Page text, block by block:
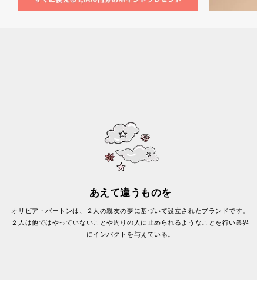
あえて違うものを
オリビア・バートンは、２人の親友の夢に基づいて設立されたブランドです。
２人は他ではやっていないことや周りの人に止められるようなことを行い業界
にインパクトを与えている。